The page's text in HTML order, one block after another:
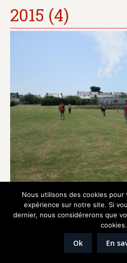
2015 (4)
Réalisation
Mentions
Nous utilisons des cookies pour
expérience sur notre site. Si
dernier, nous considérerons que
cookies.
Ok En